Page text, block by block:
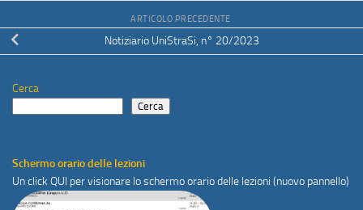
ARTICOLO PRECEDENTE
Notiziario UniStraSi, n° 20/2023
Cerca
Cerca
Schermo orario delle lezioni
Un click QUI per visionare lo schermo orario delle lezioni (nuovo pannello)